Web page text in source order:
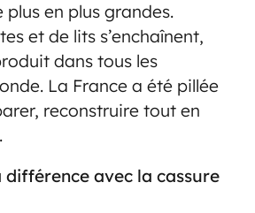
en plus grandes.
et de lits s’enchaînent,
dans tous les
La France a été pillée
reconstruire tout en
avec la cassure